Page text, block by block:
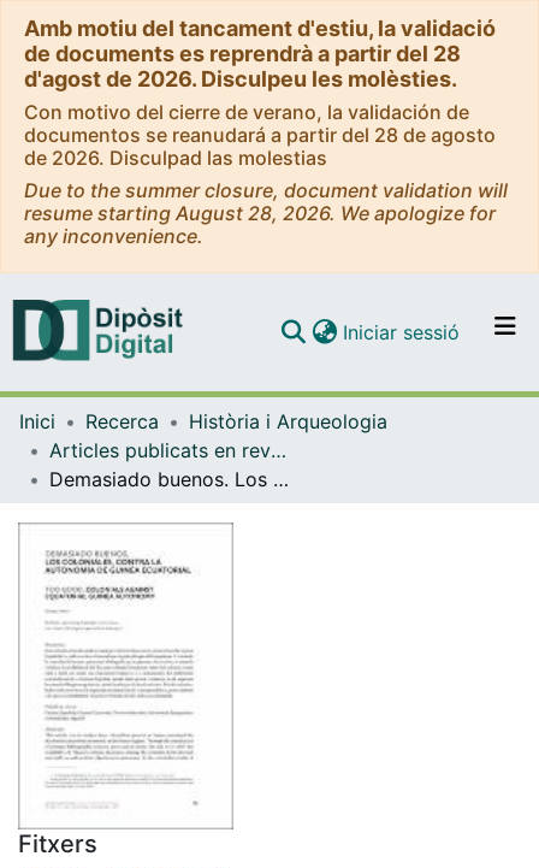
Amb motiu del tancament d'estiu, la validació
de documents es reprendrà a partir del 28
d'agost de 2026. Disculpeu les molèsties.
Con motivo del cierre de verano, la validación de
documentos se reanudará a partir del 28 de agosto
de 2026. Disculpad las molestias
Due to the summer closure, document validation will
resume starting August 28, 2026. We apologize for
any inconvenience.
Navega per tot el DD
Iniciar sessió (current)
Inici Recerca
Història i Arqueologia
Articles publicats en revistes (Història i Arqueologia)
Demasiado buenos. Los coloniales, contra la autonomía de Guinea Ecuatorial
Fitxers